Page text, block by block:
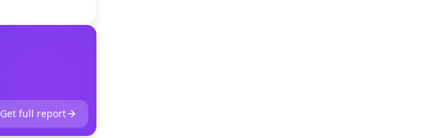
Get full report